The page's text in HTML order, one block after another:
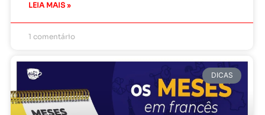
LEIA MAIS »
1 comentário
DICAS